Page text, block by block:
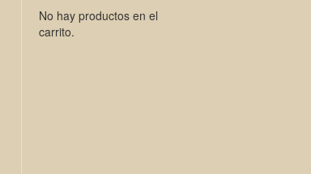
No hay productos en el
carrito.